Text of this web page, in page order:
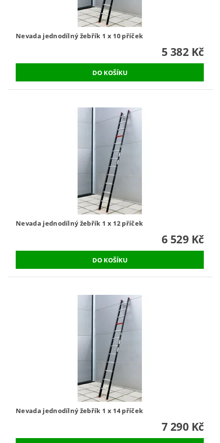
Nevada jednodílný žebřík 1 x 10 příček
5 382 Kč
Nevada jednodílný žebřík 1 x 12 příček
6 529 Kč
Nevada jednodílný žebřík 1 x 14 příček
7 290 Kč